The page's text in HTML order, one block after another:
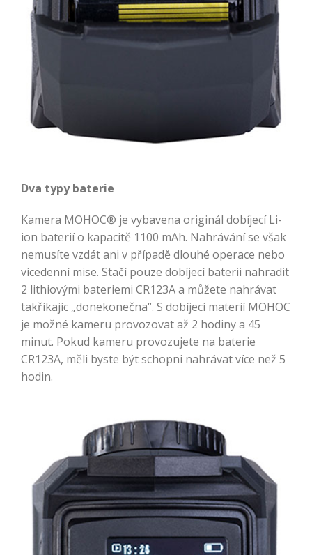
Dva typy baterie
Kamera MOHOC® je vybavena originál dobíjecí Li-
ion baterií o kapacitě 1100 mAh. Nahrávání se však
nemusíte vzdát ani v případě dlouhé operace nebo
vícedenní mise. Stačí pouze dobíjecí baterii nahradit
2 lithiovými bateriemi CR123A a můžete nahrávat
takříkajíc „donekonečna“. S dobíjecí materií MOHOC
je možné kameru provozovat až 2 hodiny a 45
minut. Pokud kameru provozujete na baterie
CR123A, měli byste být schopni nahrávat více než 5
hodin.